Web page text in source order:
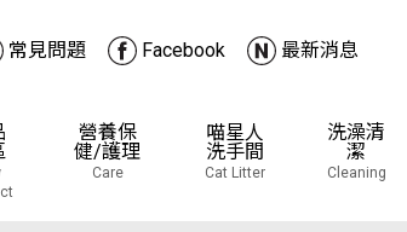
常見問題 Facebook 最新消息
營養保
健/護理
Care
喵星人
洗手間
Cat Litter
洗澡清
潔
Cleaning